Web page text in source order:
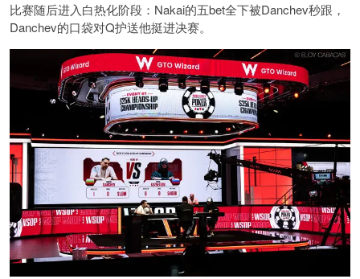
比赛随后进入白热化阶段：Nakai的五bet全下被Danchev秒跟，
Danchev的口袋对Q护送他挺进决赛。